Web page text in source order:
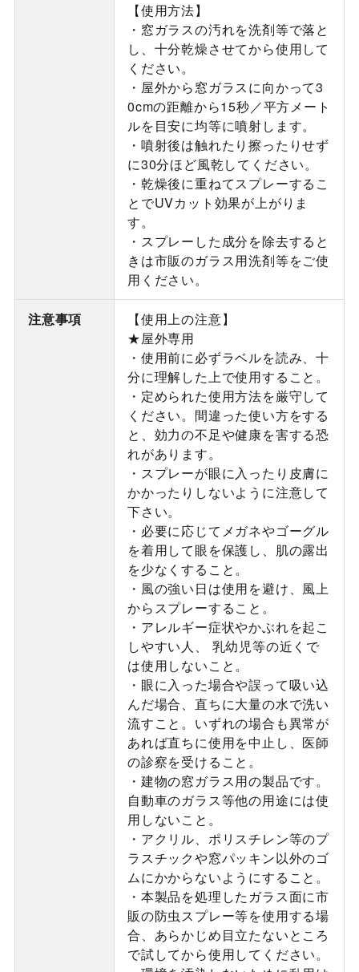
【使用方法】
・窓ガラスの汚れを洗剤等で落と
し、十分乾燥させてから使用して
ください。
・屋外から窓ガラスに向かって3
0cmの距離から15秒／平方メート
ルを目安に均等に噴射します。
・噴射後は触れたり擦ったりせず
に30分ほど風乾してください。
・乾燥後に重ねてスプレーするこ
とでUVカット効果が上がりま
す。
・スプレーした成分を除去すると
きは市販のガラス用洗剤等をご使
用ください。
注意事項
【使用上の注意】
★屋外専用
・使用前に必ずラベルを読み、十
分に理解した上で使用すること。
・定められた使用方法を厳守して
ください。間違った使い方をする
と、効力の不足や健康を害する恐
れがあります。
・スプレーが眼に入ったり皮膚に
かかったりしないように注意して
下さい。
・必要に応じてメガネやゴーグル
を着用して眼を保護し、肌の露出
を少なくすること。
・風の強い日は使用を避け、風上
からスプレーすること。
・アレルギー症状やかぶれを起こ
しやすい人、 乳幼児等の近くで
は使用しないこと。
・眼に入った場合や誤って吸い込
んだ場合、直ちに大量の水で洗い
流すこと。いずれの場合も異常が
あれば直ちに使用を中止し、医師
の診察を受けること。
・建物の窓ガラス用の製品です。
自動車のガラス等他の用途には使
用しないこと。
・アクリル、ポリスチレン等のプ
ラスチックや窓パッキン以外のゴ
ムにかからないようにすること。
・本製品を処理したガラス面に市
販の防虫スプレー等を使用する場
合、あらかじめ目立たないところ
で試してから使用してください。